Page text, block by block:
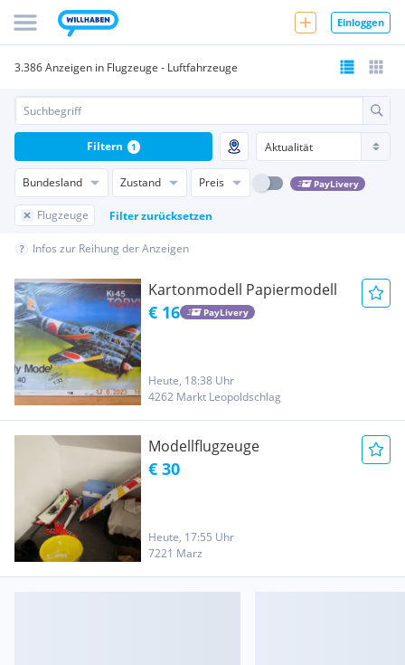
Einloggen
3.386 Anzeigen in Flugzeuge - Luftfahrzeuge
Bundesland Zustand Preis PayLivery
Flugzeuge Filter zurücksetzen
Filtern 1
Infos zur Reihung der Anzeigen
Kartonmodell Papiermodell
€ 16 PayLivery
Heute, 18:38 Uhr
4262 Markt Leopoldschlag
Modellflugzeuge
€ 30
Heute, 17:55 Uhr
7221 Marz